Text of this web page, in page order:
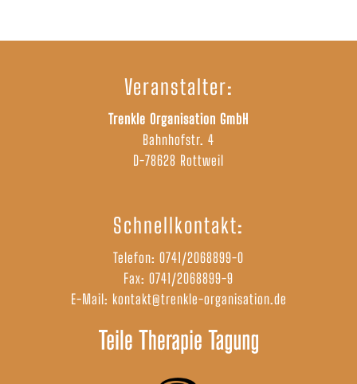
Veranstalter:
Trenkle Organisation GmbH
Bahnhofstr. 4
D-78628 Rottweil
Schnellkontakt:
Telefon: 0741/2068899-0
Fax: 0741/2068899-9
E-Mail: kontakt@trenkle-organisation.de